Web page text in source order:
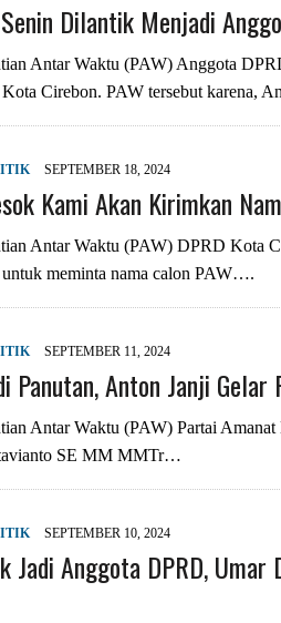
Dilantik Menjadi
Antar Waktu (PAW) Anggota
Cirebon. PAW tersebut karena,
SEPTEMBER 18, 2024
Kami Akan Kirimkan
Antar Waktu (PAW) DPRD Kota
meminta nama calon PAW….
SEPTEMBER 11, 2024
Panutan, Anton Janji
Antar Waktu (PAW) Partai
SE MM MMTr…
SEPTEMBER 10, 2024
Jadi Anggota DPRD,